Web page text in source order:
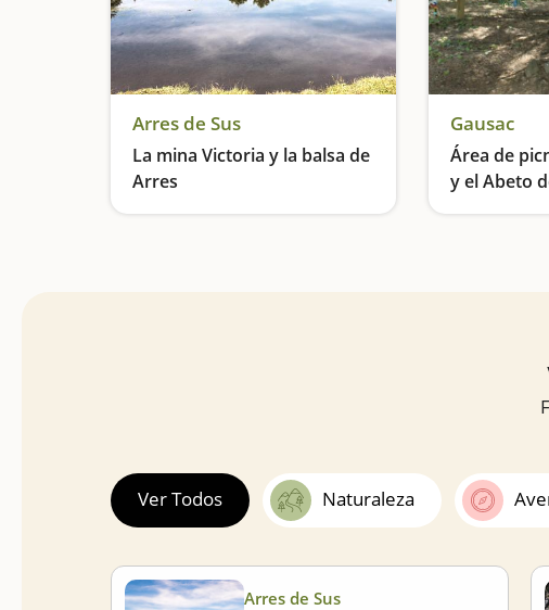
Arres de Sus
La mina Victoria y la balsa de
Arres
Una excursión familiar que nos llevará hasta el corazón del Vall d'Aran
Gausac
Área de
y el Abeto
Ver Todos Naturaleza
Arres de Sus